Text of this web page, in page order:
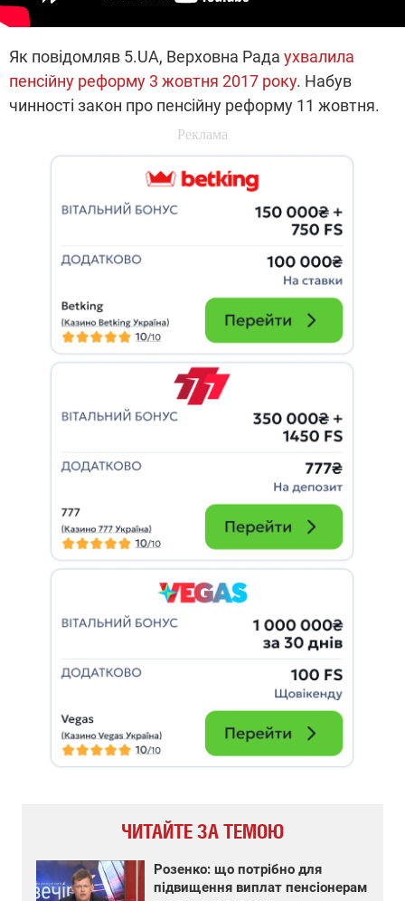
Як повідомляв 5.UA, Верховна Рада ухвалила
пенсійну реформу 3 жовтня 2017 року. Набув
чинності закон про пенсійну реформу 11 жовтня.
ЧИТАЙТЕ ЗА ТЕМОЮ
Розенко: що потрібно для
підвищення виплат пенсіонерам